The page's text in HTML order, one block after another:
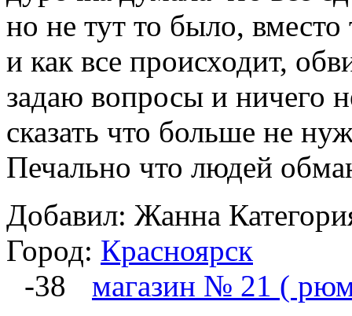
но не тут то было,
и как все происходит,
задаю вопросы и ничего
сказать что больше не
Печально что людей
Добавил: Жанна
Город: Красноярск
-38
магазин № 21 (